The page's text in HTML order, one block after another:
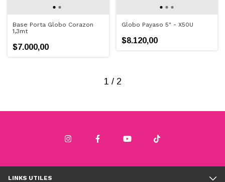
Base Porta Globo Corazon
1,3mt
$7.000,00
Globo Payaso 5" - X50U
$8.120,00
1 / 2
LINKS UTILES